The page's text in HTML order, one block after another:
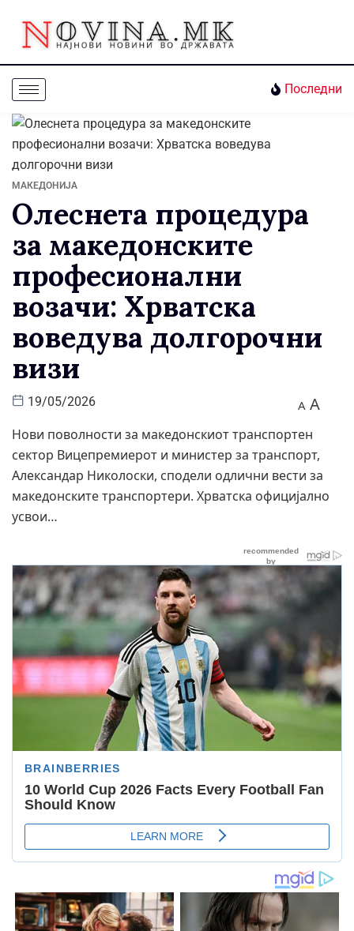
Последни
МАКЕДОНИЈА
Олеснета процедура
за македонските
професионални
возачи: Хрватска
воведува долгорочни
визи
19/05/2026 A A
Нови поволности за македонскиот транспортен
сектор Вицепремиерот и министер за транспорт,
Александар Николоски, сподели одлични вести за
македонските транспортери. Хрватска официјално
усвои…